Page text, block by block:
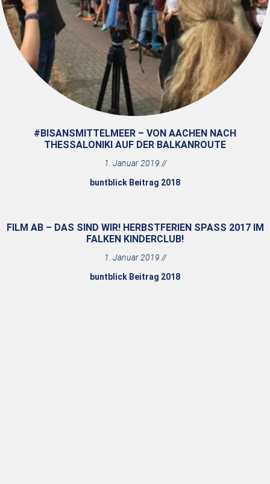
#BISANSMITTELMEER – VON AACHEN NACH
THESSALONIKI AUF DER BALKANROUTE
1. Januar 2019
buntblick Beitrag 2018
FILM AB – DAS SIND WIR! HERBSTFERIEN SPASS 2017 IM F
ALKEN KINDERCLUB!
1. Januar 2019
buntblick Beitrag 2018